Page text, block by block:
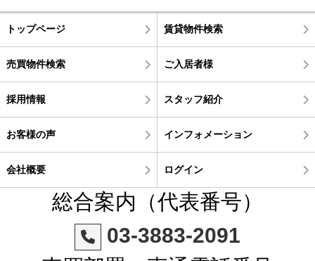
トップページ 賃貸物件検索
売買物件検索 ご入居者様
採用情報 スタッフ紹介
お客様の声 インフォメーション
会社概要 ログイン
総合案内（代表番号）
03-3883-2091